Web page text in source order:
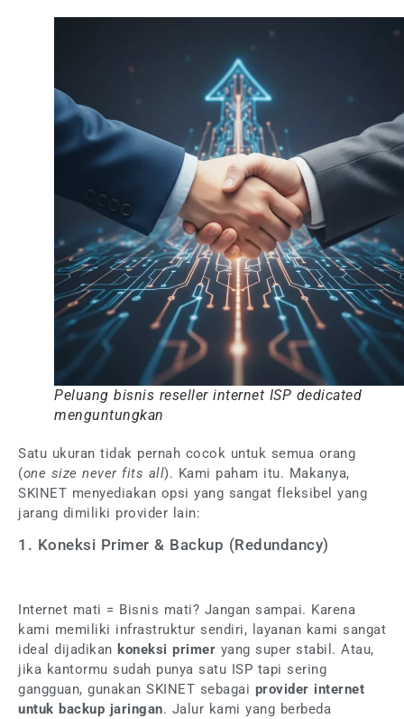
Peluang bisnis reseller internet ISP dedicated
menguntungkan
Satu ukuran tidak pernah cocok untuk semua orang
(one size never fits all). Kami paham itu. Makanya,
SKINET menyediakan opsi yang sangat fleksibel yang
jarang dimiliki provider lain:
1. Koneksi Primer & Backup (Redundancy)
Internet mati = Bisnis mati? Jangan sampai. Karena
kami memiliki infrastruktur sendiri, layanan kami sangat
ideal dijadikan koneksi primer yang super stabil. Atau,
jika kantormu sudah punya satu ISP tapi sering
gangguan, gunakan SKINET sebagai provider internet
untuk backup jaringan. Jalur kami yang berbeda